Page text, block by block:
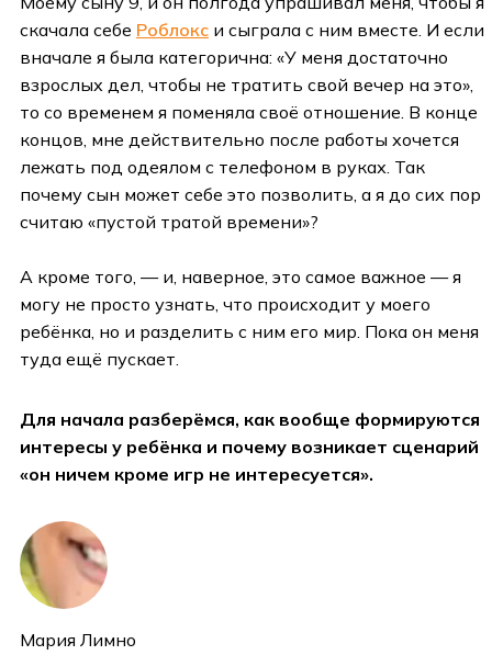
скачала себе Роблокс и сыграла с ним вместе. И если
вначале я была категорична: «У меня достаточно
взрослых дел, чтобы не тратить свой вечер на это»,
то со временем я поменяла своё отношение. В конце
концов, мне действительно после работы хочется
лежать под одеялом с телефоном в руках. Так
почему сын может себе это позволить, а я до сих пор
считаю «пустой тратой времени»?
А кроме того, — и, наверное, это самое важное — я
могу не просто узнать, что происходит у моего
ребёнка, но и разделить с ним его мир. Пока он меня
туда ещё пускает.
Для начала разберёмся, как вообще формируются
интересы у ребёнка и почему возникает сценарий
«он ничем кроме игр не интересуется».
Мария Лимно